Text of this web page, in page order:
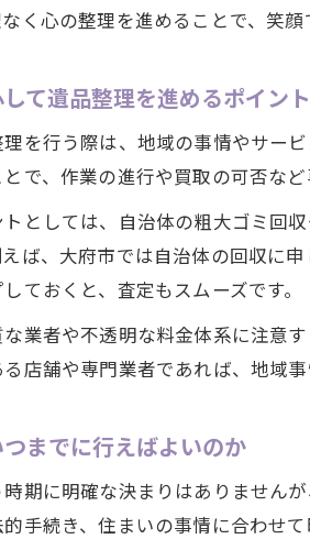
く心の整理を進めることで、笑顔
て遺品整理を進めるポイント
を行う際は、地域の事情やサー
で、作業の進行や買取の可否な
としては、自治体の粗大ゴミ回
ば、大府市では自治体の回収に
ておくと、査定もスムーズです。
業者や不透明な料金体系に注意
店舗や専門業者であれば、地域
までに行えばよいのか
期に明確な決まりはありません
手続き、住まいの事情に合わせ